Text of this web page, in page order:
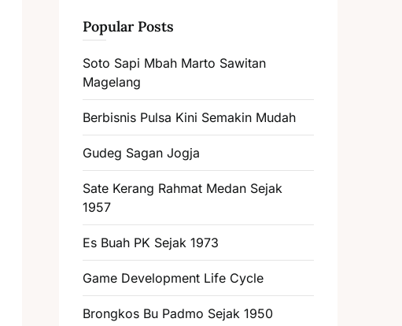
Popular Posts
Soto Sapi Mbah Marto Sawitan
Magelang
Berbisnis Pulsa Kini Semakin Mudah
Gudeg Sagan Jogja
Sate Kerang Rahmat Medan Sejak
1957
Es Buah PK Sejak 1973
Game Development Life Cycle
Brongkos Bu Padmo Sejak 1950